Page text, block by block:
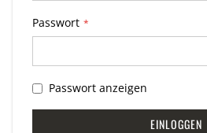
Passwort
Passwort anzeigen
EINLOGGEN